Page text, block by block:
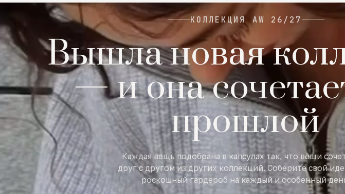
КОЛЛЕКЦИЯ AW 26/27
Вышла новая
— и она
прошлой
Каждая вещь подобрана в капсулах так, что вещи
друг с другом из других коллекций. Соберите свой
роскошный гардероб на каждый и особенный